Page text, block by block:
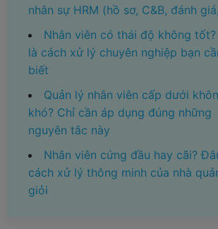
nhân sự HRM (hồ sơ, C&B, đánh
Nhân viên có thái độ không
là cách xử lý chuyên nghiệp bạn
biết
Quản lý nhân viên cấp dưới
khó? Chỉ cần áp dụng đúng những
nguyên tắc này
Nhân viên cứng đầu hay cãi?
cách xử lý thông minh của nhà
giỏi